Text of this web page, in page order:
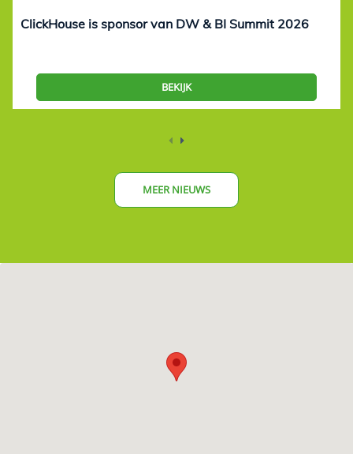
ClickHouse is sponsor van DW & BI Summit 2026
BEKIJK
MEER NIEUWS